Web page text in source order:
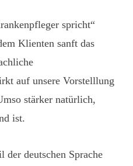
spricht“
Klienten sanft das
auf unsere Vorstelllung
stärker natürlich,
ist.
der deutschen Sprache